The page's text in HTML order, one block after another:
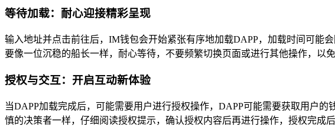
等待加载：耐心迎接精彩呈现
输入地址并点击前往后，IM钱包会开始紧张有序地加载DAPP，加载时间可能
要像一位沉稳的船长一样，耐心等待，不要频繁切换页面或进行其他操作，以
授权与交互：开启互动新体验
当DAPP加载完成后，可能需要用户进行授权操作，DAPP可能需要获取用户
慎的决策者一样，仔细阅读授权提示，确认授权内容后再进行操作，授权完成